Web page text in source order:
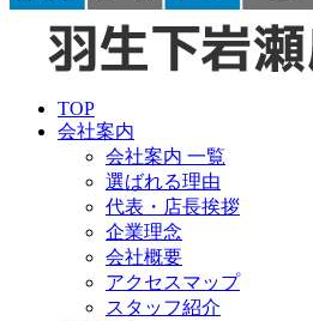
TOP
会社案内
会社案内 一覧
選ばれる理由
代表・店長挨拶
企業理念
会社概要
アクセスマップ
スタッフ紹介